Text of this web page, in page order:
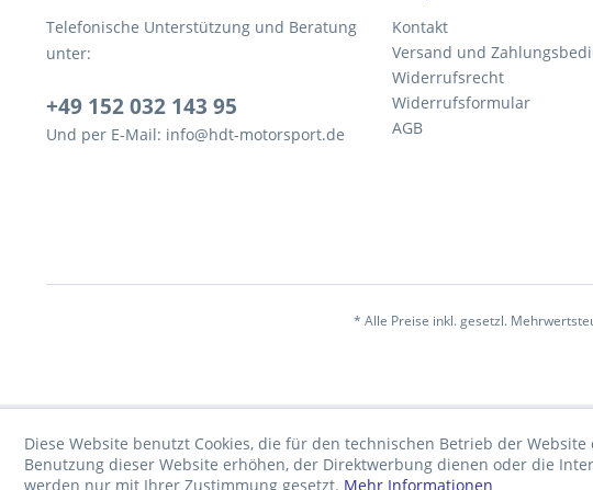
Telefonische Unterstützung und Beratung
unter:
+49 152 032 143 95
Und per E-Mail: info@hdt-motorsport.de
Kontakt
Versand und
Widerrufsrecht
Widerrufsformular
AGB
* Alle Preise inkl. gesetzl.
Diese Website benutzt Cookies, die für den technischen Betrieb der
Benutzung dieser Website erhöhen, der Direktwerbung dienen oder die
werden nur mit Ihrer Zustimmung gesetzt. Mehr Informationen